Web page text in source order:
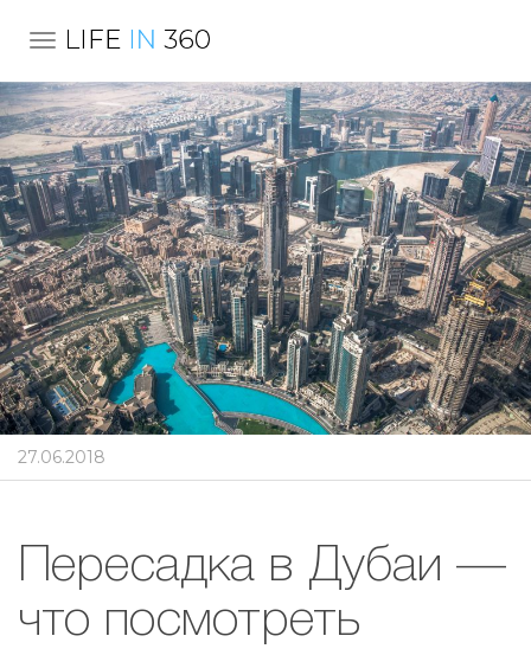
TOGGLE NAVIGATION
27.06.2018
Пересадка в Дубаи —
что посмотреть